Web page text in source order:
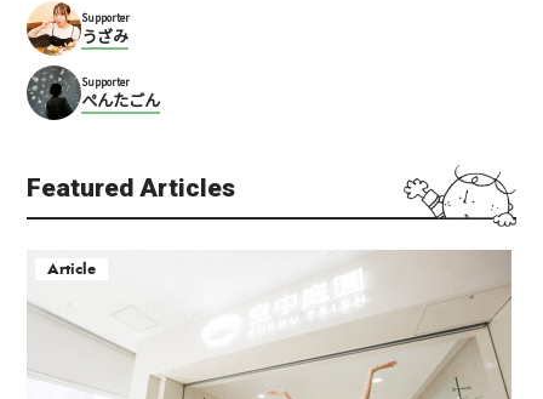
Supporter
うざみ
Supporter
ぺんたごん
Featured Articles
Article